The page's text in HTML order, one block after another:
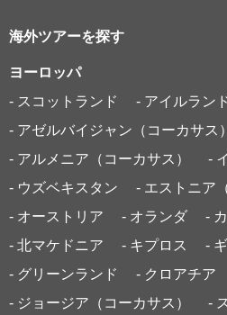
海外ツアーを探す
ヨーロッパ
- スコットランド
- アイルラン
- アゼルバイジャン（コーカサス）
- アルメニア（コーカサス）
-
- ウズベキスタン
- エストニア
- オーストリア
- オランダ
-
- 北マケドニア
- キプロス -
- グリーンランド
- クロアチア
- ジョージア（コーカサス）
-